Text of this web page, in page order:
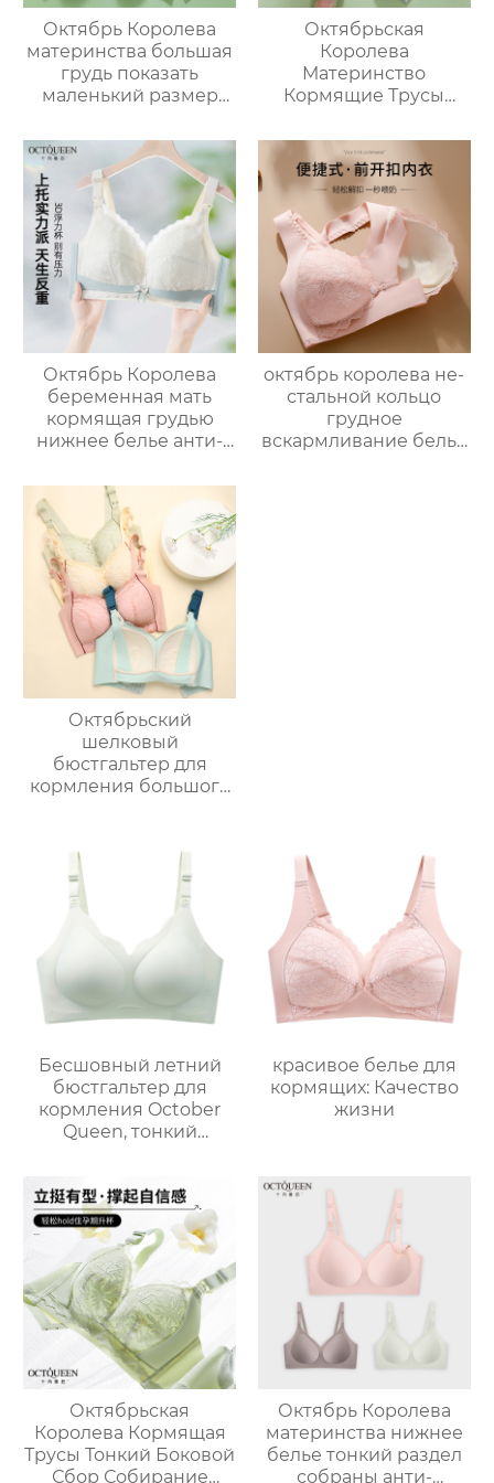
Октябрь Королева
материнства большая
грудь показать
маленький размер
специальный
послеродовой
бюстгальтер грудного
вскармливания
собраны анти-
обвисшие женские
Октябрьская
Королева
Материнство
Кормящие Трусы
Застежка
Послеродовой Сбор
Против Провисания
Кормления Чашки
Для Беременности
Октябрь Королева
беременная мать
кормящая грудью
нижнее белье анти-
собрались
послеродовой
грудное
вскармливание
большая грудь
показать небольшой
полная чашка грудное
вскармливание
тонкий бюстгальтер
материнства
октябрь королева не-
стальной кольцо
грудное
вскармливание белье
Октябрьский
шелковый
бюстгальтер для
кормления большого
бюстгальтер для
беременных с полной
противопровисающий
Бесшовный летний
бюстгальтер для
кормления October
Queen, тонкий
беременных без
косточек, против
провисания
красивое белье для
кормящих: Качество
жизни
Октябрьская
Королева Кормящая
Трусы Тонкий Боковой
Сбор Собирание
Октябрь Королева
материнства нижнее
белье тонкий раздел
собраны анти-